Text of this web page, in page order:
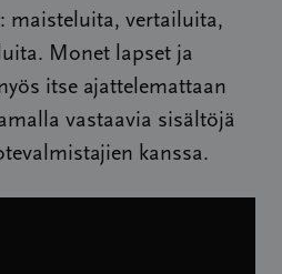
maisteluita, vertailuita,
Monet lapset ja
itse ajattelemattaan
vastaavia sisältöjä
kanssa.